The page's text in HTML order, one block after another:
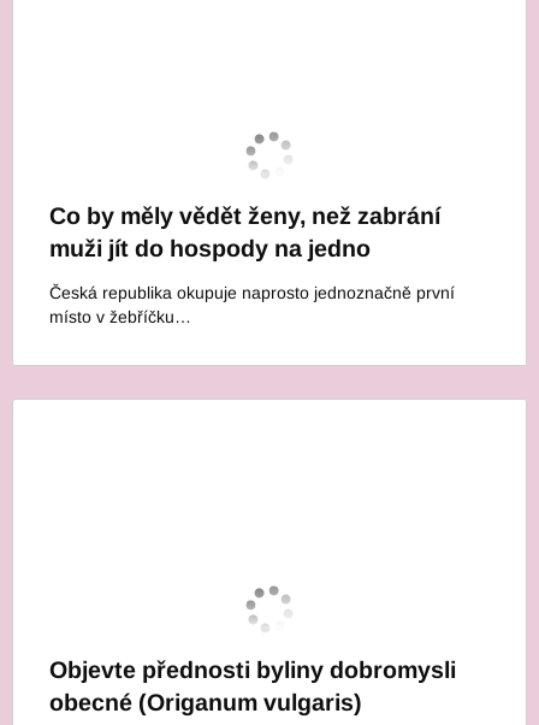
Co by měly vědět ženy, než zabrání
muži jít do hospody na jedno
Česká republika okupuje naprosto jednoznačně první
místo v žebříčku…
Objevte přednosti byliny dobromysli
obecné (Origanum vulgaris)